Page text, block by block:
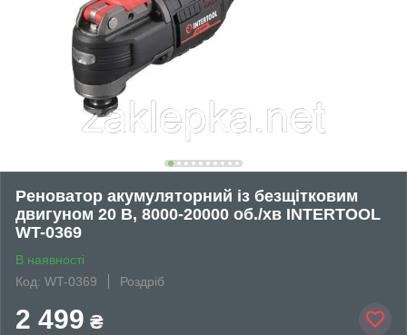
Реноватор акумуляторний із безщітковим
двигуном 20 В, 8000-20000 об./хв INTERTOOL
WT-0369
В наявності
Код: WT-0369
Роздріб
2 499 ₴